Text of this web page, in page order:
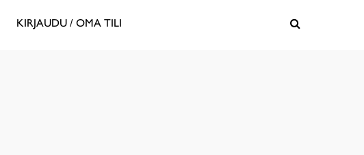
KIRJAUDU / OMA TILI